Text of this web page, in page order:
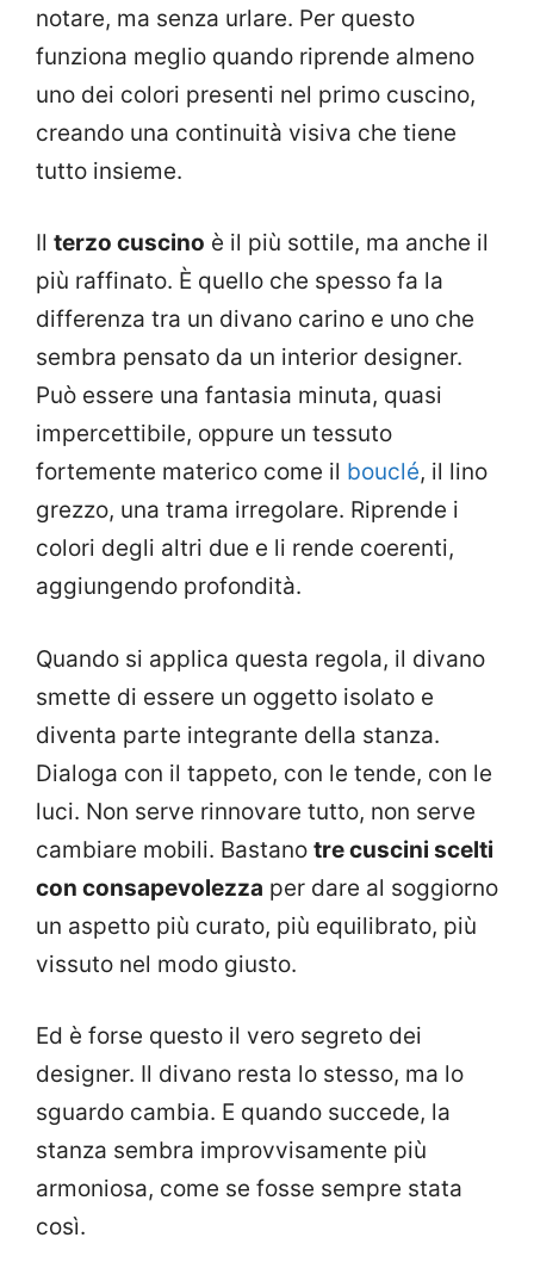
notare, ma senza urlare. Per questo
funziona meglio quando riprende almeno
uno dei colori presenti nel primo cuscino,
creando una continuità visiva che tiene
tutto insieme.
Il terzo cuscino è il più sottile, ma anche il
più raffinato. È quello che spesso fa la
differenza tra un divano carino e uno che
sembra pensato da un interior designer.
Può essere una fantasia minuta, quasi
impercettibile, oppure un tessuto
fortemente materico come il bouclé, il lino
grezzo, una trama irregolare. Riprende i
colori degli altri due e li rende coerenti,
aggiungendo profondità.
Quando si applica questa regola, il divano
smette di essere un oggetto isolato e
diventa parte integrante della stanza.
Dialoga con il tappeto, con le tende, con le
luci. Non serve rinnovare tutto, non serve
cambiare mobili. Bastano tre cuscini scelti
con consapevolezza per dare al soggiorno
un aspetto più curato, più equilibrato, più
vissuto nel modo giusto.
Ed è forse questo il vero segreto dei
designer. Il divano resta lo stesso, ma lo
sguardo cambia. E quando succede, la
stanza sembra improvvisamente più
armoniosa, come se fosse sempre stata
così.